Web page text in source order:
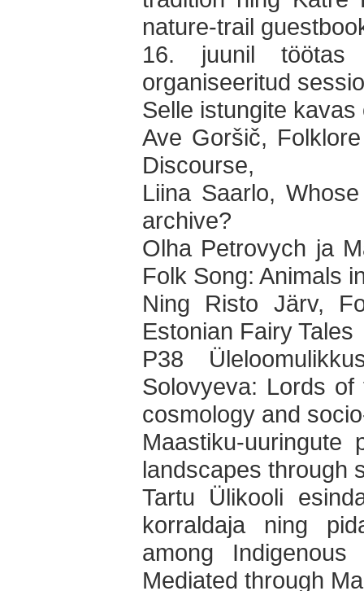
nature-trail
16. juunil töötas
organiseeritud
Selle istungite kavas
Ave Goršič,
Discourse,
Liina Saarlo,
archive?
Olha Petrovych ja
Folk Song: Animals
Ning Risto Järv,
Estonian Fairy Tales
P38
Solovyeva: Lords
cosmology and
Maastiku-uuringute
landscapes through
Tartu Ülikooli
korraldaja ning
among
Mediated through